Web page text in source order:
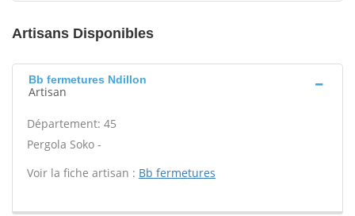
Artisans Disponibles
Bb fermetures Ndillon
Artisan
Département: 45
Pergola Soko -
Voir la fiche artisan : Bb fermetures